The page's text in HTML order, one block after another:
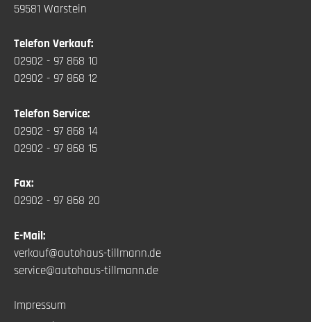
59581 Warstein
Telefon Verkauf:
02902 - 97 868 10
02902 - 97 868 12
Telefon Service:
02902 - 97 868 14
02902 - 97 868 15
Fax:
02902 - 97 868 20
E-Mail:
verkauf@autohaus-tillmann.de
service@autohaus-tillmann.de
Impressum